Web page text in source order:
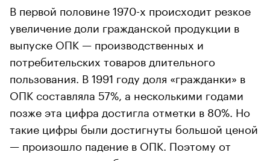
В первой половине 1970-х происходит резкое
увеличение доли гражданской продукции в
выпуске ОПК — производственных и
потребительских товаров длительного
пользования. В 1991 году доля «гражданки» в
ОПК составляла 57%, а несколькими годами
позже эта цифра достигла отметки в 80%. Но
такие цифры были достигнуты большой ценой
— произошло падение в ОПК. Поэтому от